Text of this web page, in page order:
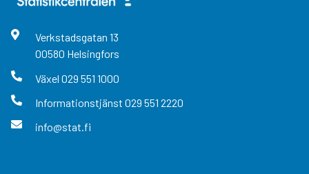
Verkstadsgatan 13
00580 Helsingfors
Växel 029 551 1000
Informationstjänst 029 551 2220
info@stat.fi